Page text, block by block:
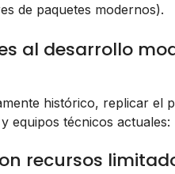
de paquetes modernos).
al desarrollo
histórico, replicar el
equipos técnicos actuales:
recursos